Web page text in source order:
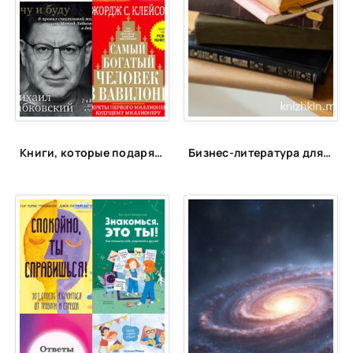
Книги, которые подарят энергию Бизнес-литература для сотрудников PULSE